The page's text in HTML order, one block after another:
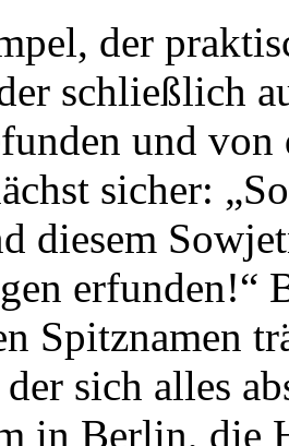
der
schließlich
und
sicher:
diesem
erfunden!“
Spitznamen
sich alles
in Berlin, die